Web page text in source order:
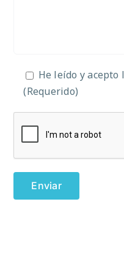
He leído y acepto
(Requerido)